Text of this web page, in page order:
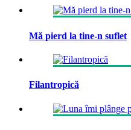
Mă pierd la tine-n suflet
Filantropică